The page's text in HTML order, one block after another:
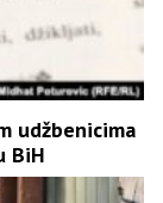
udžbenicima
BiH